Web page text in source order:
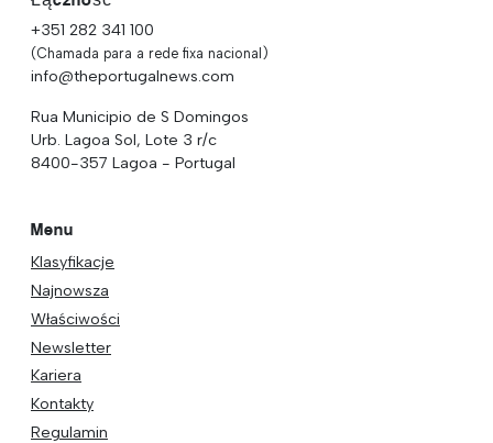
+351 282 341 100
(Chamada para a rede fixa nacional)
info@theportugalnews.com
Rua Municipio de S Domingos
Urb. Lagoa Sol, Lote 3 r/c
8400-357 Lagoa - Portugal
Menu
Klasyfikacje
Najnowsza
Właściwości
Newsletter
Kariera
Kontakty
Regulamin